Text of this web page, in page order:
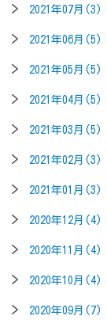
2021年07月(3)
2021年06月(5)
2021年05月(5)
2021年04月(5)
2021年03月(5)
2021年02月(3)
2021年01月(3)
2020年12月(4)
2020年11月(4)
2020年10月(4)
2020年09月(7)